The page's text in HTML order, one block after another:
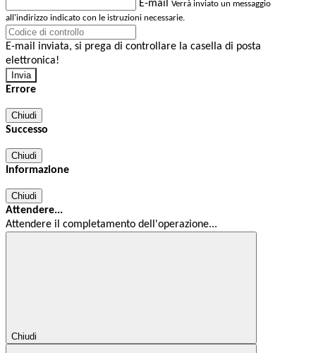
E-mail Verrà inviato un messaggio
all'indirizzo indicato con le istruzioni necessarie.
E-mail inviata, si prega di controllare la casella di posta
elettronica!
Errore
Chiudi
Successo
Chiudi
Informazione
Chiudi
Attendere...
Attendere il completamento dell'operazione...
Chiudi